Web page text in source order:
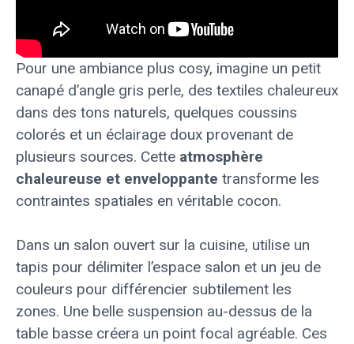
Pour une ambiance plus cosy, imagine un petit
canapé d’angle gris perle, des textiles chaleureux
dans des tons naturels, quelques coussins
colorés et un éclairage doux provenant de
plusieurs sources. Cette atmosphère
chaleureuse et enveloppante transforme les
contraintes spatiales en véritable cocon.
Dans un salon ouvert sur la cuisine, utilise un
tapis pour délimiter l’espace salon et un jeu de
couleurs pour différencier subtilement les
zones. Une belle suspension au-dessus de la
table basse créera un point focal agréable. Ces